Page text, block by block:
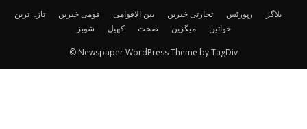
تازہ ترین قومی خبریں بین الاقوامی تجارتی خبریں رپورٹس
بلاگز
شوبز
کھیل صحت میگزین خواتین
© Newspaper WordPress Theme by TagDiv